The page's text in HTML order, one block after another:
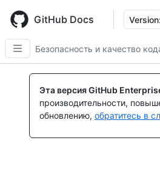
main
content
GitHub Docs Version:
Безопасность и качество
Эта версия GitHub
производительности,
обновлению, обратитесь в